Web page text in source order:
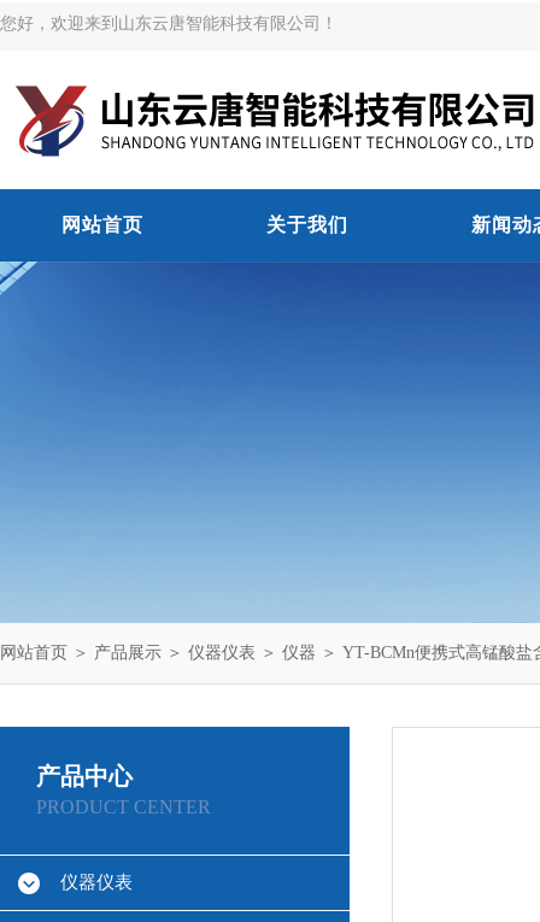
您好，欢迎来到山东云唐智能科技有限公司！
网站首页 关于我们 新闻动
网站首页 ＞ 产品展示 ＞ 仪器仪表 ＞ 仪器 ＞ YT-BCMn便携式高锰酸盐
产品中心
PRODUCT CENTER
仪器仪表